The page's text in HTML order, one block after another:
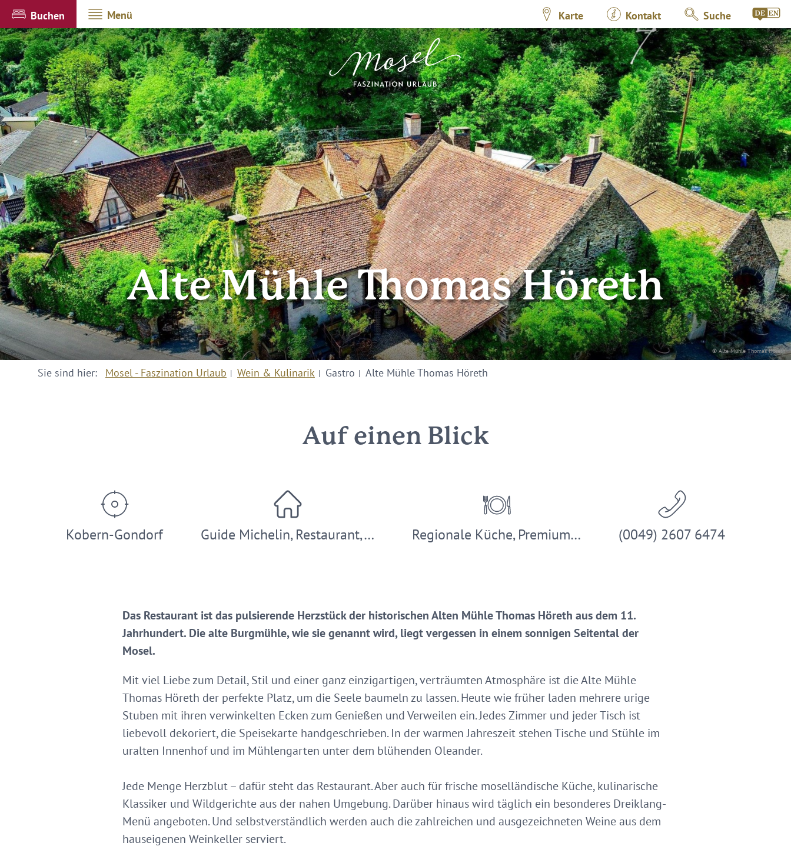
Buchen Menü Karte Kontakt Suche
© Alte Mühle Thomas Höreth
Alte Mühle Thomas Höreth
Sie sind hier: Mosel - Faszination Urlaub Wein & Kulinarik Gastro Alte Mühle Thomas Höreth
Auf einen Blick
Kobern-Gondorf Guide Michelin, Restaurant,… Regionale Küche, Premium… (0049) 2607 6474
Das Restaurant ist das pulsierende Herzstück der historischen Alten Mühle Thomas Höreth aus dem 11.
Jahrhundert. Die alte Burgmühle, wie sie genannt wird, liegt vergessen in einem sonnigen Seitental der
Mosel.
Mit viel Liebe zum Detail, Stil und einer ganz einzigartigen, verträumten Atmosphäre ist die Alte Mühle
Thomas Höreth der perfekte Platz, um die Seele baumeln zu lassen. Heute wie früher laden mehrere urige
Stuben mit ihren verwinkelten Ecken zum Genießen und Verweilen ein. Jedes Zimmer und jeder Tisch ist
liebevoll dekoriert, die Speisekarte handgeschrieben. In der warmen Jahreszeit stehen Tische und Stühle im
uralten Innenhof und im Mühlengarten unter dem blühenden Oleander.
Jede Menge Herzblut – dafür steht das Restaurant. Aber auch für frische moselländische Küche, kulinarische
Klassiker und Wildgerichte aus der nahen Umgebung. Darüber hinaus wird täglich ein besonderes Dreiklang-
Menü angeboten. Und selbstverständlich werden auch die zahlreichen und ausgezeichneten Weine aus dem
hauseigenen Weinkeller serviert.